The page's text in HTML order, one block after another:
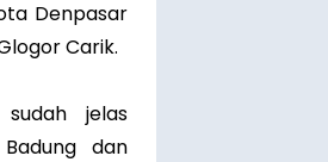
Denpasar
Carik.
jelas
dan